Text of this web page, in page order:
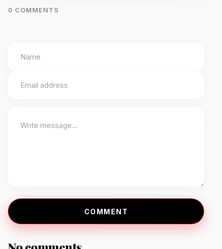
0 COMMENTS
COMMENT